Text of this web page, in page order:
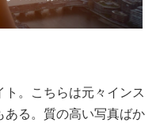
。こちらは元々インス
ある。質の高い写真ばか